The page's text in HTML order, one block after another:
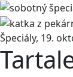
Špeciály, 19.